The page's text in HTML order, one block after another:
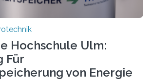
Hochschule Ulm:
Für
von Energie